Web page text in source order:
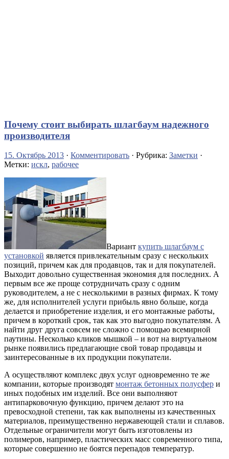
Почему стоит выбирать шлагбаум надежного
производителя
15. Октябрь 2013 · Комментировать · Рубрика: Заметки ·
Метки: искл, рабочее
Вариант купить шлагбаум с
установкой является привлекательным сразу с нескольких
позиций, причем как для продавцов, так и для покупателей.
Выходит довольно существенная экономия для последних. А
первым все же проще сотрудничать сразу с одним
руководителем, а не с несколькими в разных фирмах. К тому
же, для исполнителей услуги прибыль явно больше, когда
делается и приобретение изделия, и его монтажные работы,
причем в короткий срок, так как это выгодно покупателям. А
найти друг друга совсем не сложно с помощью всемирной
паутины. Несколько кликов мышкой – и вот на виртуальном
рынке появились предлагающие свой товар продавцы и
заинтересованные в их продукции покупатели.
А осуществляют комплекс двух услуг одновременно те же
компании, которые производят монтаж бетонных полусфер и
иных подобных им изделий. Все они выполняют
антипарковочную функцию, причем делают это на
превосходной степени, так как выполнены из качественных
материалов, преимущественно нержавеющей стали и сплавов.
Отдельные ограничители могут быть изготовлены из
полимеров, например, пластических масс современного типа,
которые совершенно не боятся перепадов температур.